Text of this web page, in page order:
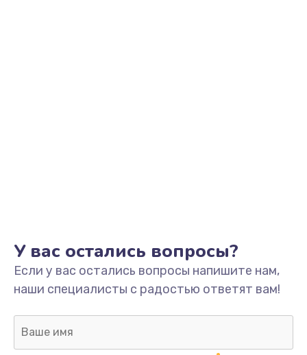
У вас остались вопросы?
Если у вас остались вопросы напишите нам,
наши специалисты с радостью ответят вам!